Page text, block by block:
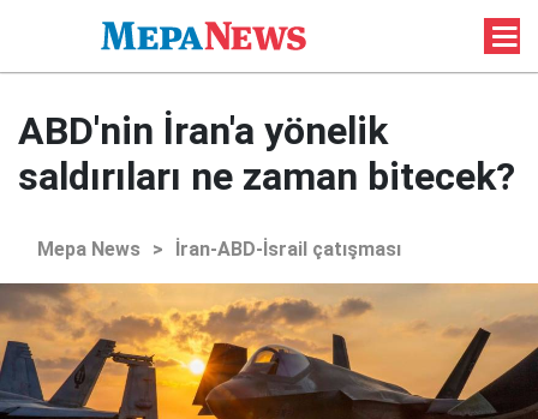
ABD'nin İran'a yönelik
saldırıları ne zaman bitecek?
Mepa News > İran-ABD-İsrail çatışması